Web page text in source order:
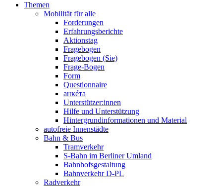
Themen
Mobilität für alle
Forderungen
Erfahrungsberichte
Aktionstag
Fragebogen
Fragebogen (Sie)
Frage-Bogen
Form
Questionnaire
анкéта
Unterstützer:innen
Hilfe und Unterstützung
Hintergrundinformationen und Material
autofreie Innenstädte
Bahn & Bus
Tramverkehr
S-Bahn im Berliner Umland
Bahnhofsgestaltung
Bahnverkehr D-PL
Radverkehr